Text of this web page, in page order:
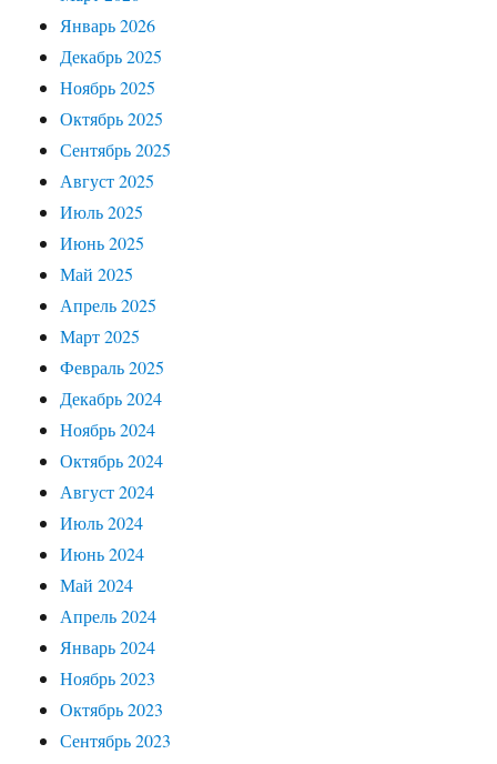
Январь 2026
Декабрь 2025
Ноябрь 2025
Октябрь 2025
Сентябрь 2025
Август 2025
Июль 2025
Июнь 2025
Май 2025
Апрель 2025
Март 2025
Февраль 2025
Декабрь 2024
Ноябрь 2024
Октябрь 2024
Август 2024
Июль 2024
Июнь 2024
Май 2024
Апрель 2024
Январь 2024
Ноябрь 2023
Октябрь 2023
Сентябрь 2023